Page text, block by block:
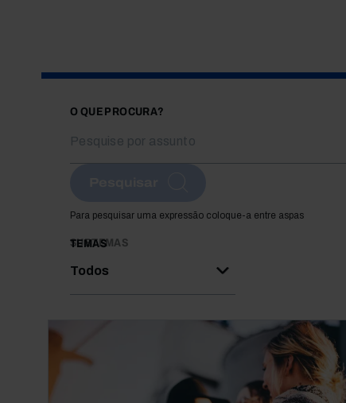
O QUE PROCURA?
Para pesquisar uma expressão coloque-a entre aspas
TEMAS
Todos
SUBTEMAS